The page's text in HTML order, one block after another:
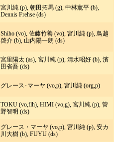
宮川純 (p), 朝田拓馬 (g), 中林薫平 (b),
Dennis Frehse (ds)
Shiho (vo), 佐藤竹善 (vo), 宮川純 (p), 鳥越
啓介 (b), 山内陽一朗 (ds)
宮里陽太 (as), 宮川純 (p), 清水昭好 (b), 濱
田省吾 (ds)
グレース･マーヤ (vo,p), 宮川純 (org,p)
TOKU (vo,flh), HIMI (vo,g), 宮川純 (p), 菅
野智明 (ds)
グレース・マーヤ (vo,p), 宮川純 (p), 安カ
川大樹 (b), FUYU (ds)